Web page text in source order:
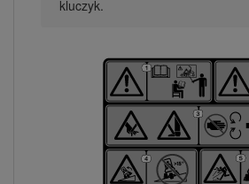
kluczyk.